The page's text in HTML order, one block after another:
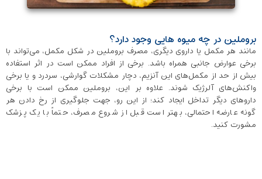
بروملین در چه میوه‌ هایی وجود دارد؟
مانند هر مکمل یا داروی دیگری، مصرف بروملین در شکل مکمل، می‌تواند با
برخی عوارض جانبی همراه باشد. برخی از افراد ممکن است در اثر استفاده
بیش از حد از مکمل‌های این آنزیم، دچار مشکلات گوارشی، سردرد و یا برخی
واکنش‌های آلرژیک شوند. علاوه بر این، بروملین ممکن است با برخی
داروهای دیگر تداخل ایجاد کند؛ از این رو، جهت جلوگیری از رخ دادن هر
گونه عارضه احتمالی، بهتر است قبل از شروع مصرف، حتماً با یک پزشک
مشورت کنید.